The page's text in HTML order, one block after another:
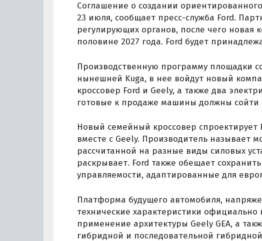
Соглашение о создании
23 июля, сообщает пресс-служба Ford.
регулирующих органов, после чего новая
половине 2027 года. Ford будет
Производственную программу площадки
нынешней Kuga, в нее войдут новый
кроссовер Ford и Geely, а также два
готовые к продаже машины должны сойти
Новый семейный кроссовер спроектирует
вместе с Geely. Производитель называет
рассчитанной на разные виды силовых
раскрывает. Ford также обещает
управляемости, адаптированные для
Платформа будущего автомобиля,
технические характеристики
применение архитектуры Geely GEA, а
гибридной и последовательной